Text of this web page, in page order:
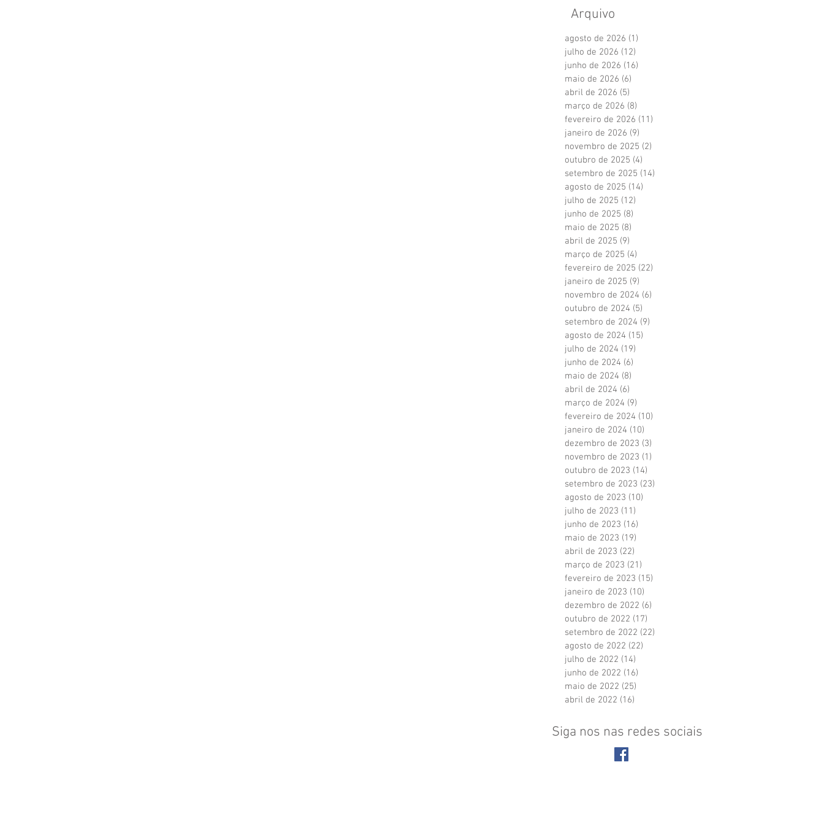
Arquivo
agosto de 2026 (1)
julho de 2026 (12)
junho de 2026 (16)
maio de 2026 (6)
abril de 2026 (5)
março de 2026 (8)
fevereiro de 2026 (11)
janeiro de 2026 (9)
novembro de 2025 (2)
outubro de 2025 (4)
setembro de 2025 (14)
agosto de 2025 (14)
julho de 2025 (12)
junho de 2025 (8)
maio de 2025 (8)
abril de 2025 (9)
março de 2025 (4)
fevereiro de 2025 (22)
janeiro de 2025 (9)
novembro de 2024 (6)
outubro de 2024 (5)
setembro de 2024 (9)
agosto de 2024 (15)
julho de 2024 (19)
junho de 2024 (6)
maio de 2024 (8)
abril de 2024 (6)
março de 2024 (9)
fevereiro de 2024 (10)
janeiro de 2024 (10)
dezembro de 2023 (3)
novembro de 2023 (1)
outubro de 2023 (14)
setembro de 2023 (23)
agosto de 2023 (10)
julho de 2023 (11)
junho de 2023 (16)
maio de 2023 (19)
abril de 2023 (22)
março de 2023 (21)
fevereiro de 2023 (15)
janeiro de 2023 (10)
dezembro de 2022 (6)
outubro de 2022 (17)
setembro de 2022 (22)
agosto de 2022 (22)
julho de 2022 (14)
junho de 2022 (16)
maio de 2022 (25)
abril de 2022 (16)
Siga nos nas redes sociais